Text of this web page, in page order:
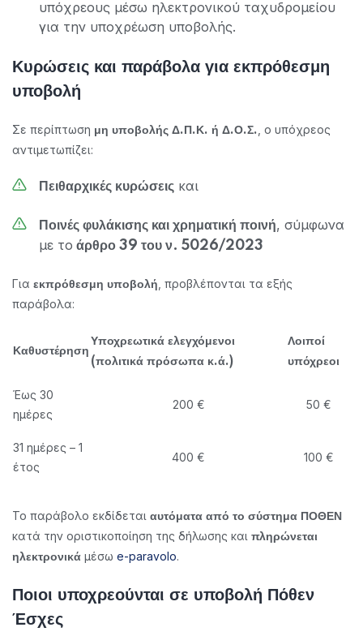
υπόχρεους μέσω ηλεκτρονικού ταχυδρομείου
για την υποχρέωση υποβολής.
Κυρώσεις και παράβολα για εκπρόθεσμη
υποβολή
Σε περίπτωση μη υποβολής Δ.Π.Κ. ή Δ.Ο.Σ. , ο υπόχρεος
αντιμετωπίζει:
Πειθαρχικές κυρώσεις και
Ποινές φυλάκισης και χρηματική ποινή, σύμφωνα
με το άρθρο 39 του ν. 5026/2023
Για εκπρόθεσμη υποβολή , προβλέπονται τα εξής
παράβολα:
Καθυστέρηση
Υποχρεωτικά ελεγχόμενοι
(πολιτικά πρόσωπα κ.ά.)
Λοιποί
υπόχρεοι
Έως 30
ημέρες
200 € 50 €
31 ημέρες – 1
έτος
400 € 100 €
Το παράβολο εκδίδεται αυτόματα από το σύστημα ΠΟΘΕΝ
κατά την οριστικοποίηση της δήλωσης και πληρώνεται
ηλεκτρονικά μέσω e-paravolo.
Ποιοι υποχρεούνται σε υποβολή Πόθεν
Έσχες